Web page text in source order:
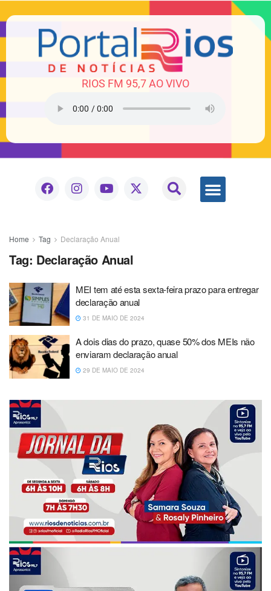
RIOS FM 95,7 AO VIVO
Home Tag Declaração Anual
Tag: Declaração Anual
MEI tem até esta sexta-feira prazo para entregar
declaração anual
31 DE MAIO DE 2024
A dois dias do prazo, quase 50% dos MEIs não
enviaram declaração anual
29 DE MAIO DE 2024